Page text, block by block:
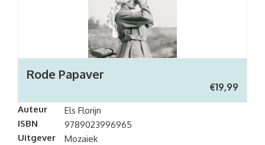
Rode Papaver
€19,99
Auteur
Els Florijn
ISBN
9789023996965
Uitgever
Mozaiek